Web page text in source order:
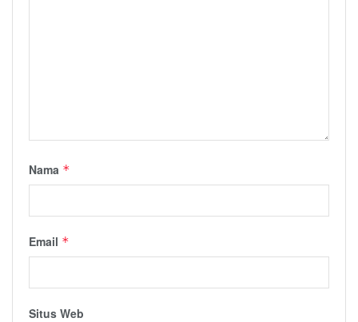
Nama *
Email *
Situs Web